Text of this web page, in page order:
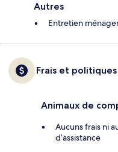
Autres
Entretien
Frais et politiques
Animaux de
Aucuns frais ni
d’assistance